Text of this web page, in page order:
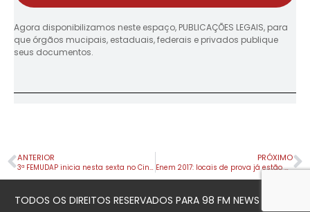
Agora disponibilizamos neste espaço, PUBLICAÇÕES LEGAIS, para
que órgãos mucipais, estaduais, federais e privados publique
seus documentos.
ANTERIOR
3ª FEMUDAP inicia nesta sexta no Cine Teatro Fênix
PRÓXIMO
Enem 2017: locais de prova já estão disponíveis
TODOS OS DIREITOS RESERVADOS PARA 98 FM NEWS © 2023